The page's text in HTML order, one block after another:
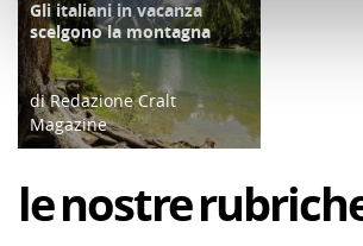
TURISMO
Gli italiani in vacanza
scelgono la montagna
di Redazione Cralt
Magazine
lenostre